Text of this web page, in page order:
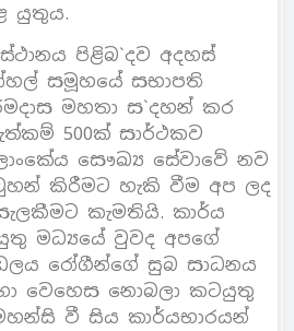
යුතුය.
පිළිබ`දව අදහස්
සමූහයේ සභාපති
මහතා ස`දහන් කර
500ක් සාර්ථකව
සෞඛ්‍ය සේවාවේ නව
කිරීමට හැකි වීම අප ලද
කැමතියි. කාර්ය
මධ්‍යයේ වුවද අපගේ
රෝගීන්ගේ සුබ සාධනය
වෙහෙස නොබලා කටයුතු
වී සිය කාර්යභාරයන්